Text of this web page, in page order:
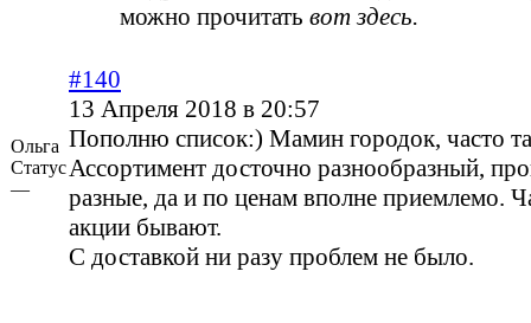
можно прочитать вот здесь.
Ольга
Статус
—
#140
13 Апреля 2018 в 20:57
Пополню список:) Мамин городок, часто
Ассортимент досточно разнообразный,
разные, да и по ценам вполне приемлемо.
акции бывают.
С доставкой ни разу проблем не было.